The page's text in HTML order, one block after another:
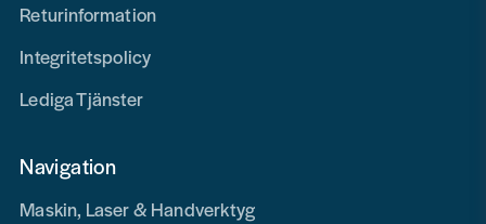
Returinformation
Integritetspolicy
Lediga Tjänster
Navigation
Maskin, Laser & Handverktyg